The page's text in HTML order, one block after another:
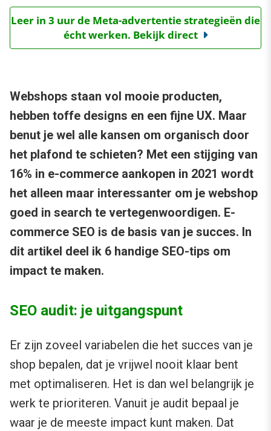
Leer in 3 uur de Meta-advertentie strategieën die
écht werken. Bekijk direct
Webshops staan vol mooie producten,
hebben toffe designs en een fijne UX. Maar
benut je wel alle kansen om organisch door
het plafond te schieten? Met een stijging van
16% in e-commerce aankopen in 2021 wordt
het alleen maar interessanter om je webshop
goed in search te vertegenwoordigen. E-
commerce SEO is de basis van je succes. In
dit artikel deel ik 6 handige SEO-tips om
impact te maken.
SEO audit: je uitgangspunt
Er zijn zoveel variabelen die het succes van je
shop bepalen, dat je vrijwel nooit klaar bent
met optimaliseren. Het is dan wel belangrijk je
werk te prioriteren. Vanuit je audit bepaal je
waar je de meeste impact kunt maken. Dat